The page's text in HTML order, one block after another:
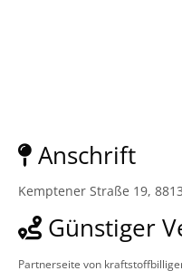
Anschrift
Kemptener Straße 19,
Günstiger
Partnerseite von